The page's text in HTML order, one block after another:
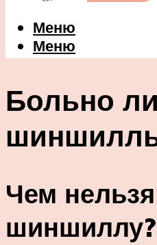
Меню
Меню
Больно
Чем
шиншиллу?